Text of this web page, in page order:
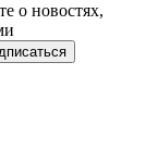
о новостях,